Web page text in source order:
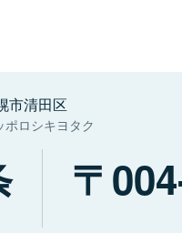
市清田区
ポロシキヨタク